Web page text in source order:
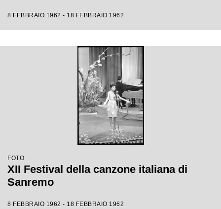
8 FEBBRAIO 1962 - 18 FEBBRAIO 1962
FOTO
XII Festival della canzone italiana di
Sanremo
8 FEBBRAIO 1962 - 18 FEBBRAIO 1962